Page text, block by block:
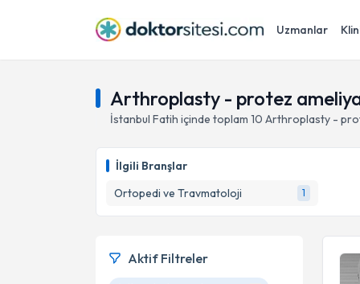
Uzmanlar
Arthroplasty - protez
İstanbul Fatih içinde toplam 10 Arthroplasty -
İlgili Branşlar
Ortopedi ve Travmatoloji
1
Aktif Filtreler